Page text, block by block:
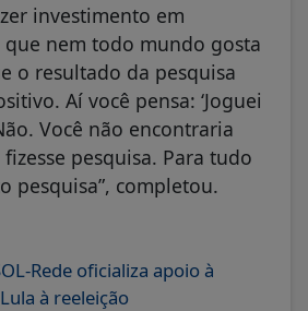
investimento em
que nem todo mundo gosta
o resultado da pesquisa
Aí você pensa: ‘Joguei
Você não encontraria
pesquisa. Para tudo
pesquisa”, completou.
Rede oficializa apoio à
à reeleição